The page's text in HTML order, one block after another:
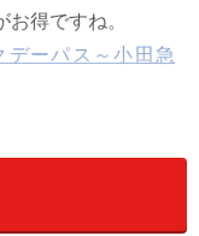
得ですね。
ーパス～小田急
いる」という子連
カー派必見の「海
限定（2007年6月